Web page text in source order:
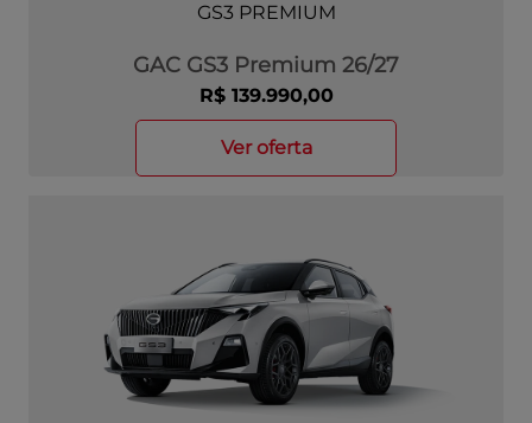
GS3 PREMIUM
GAC GS3 Premium 26/27
R$ 139.990,00
ver oferta